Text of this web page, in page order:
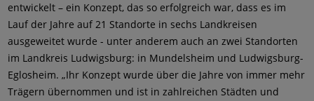
entwickelt – ein Konzept, das so erfolgreich war, dass es im
Lauf der Jahre auf 21 Standorte in sechs Landkreisen
ausgeweitet wurde - unter anderem auch an zwei Standorten
im Landkreis Ludwigsburg: in Mundelsheim und Ludwigsburg-
Eglosheim. „Ihr Konzept wurde über die Jahre von immer mehr
Trägern übernommen und ist in zahlreichen Städten und